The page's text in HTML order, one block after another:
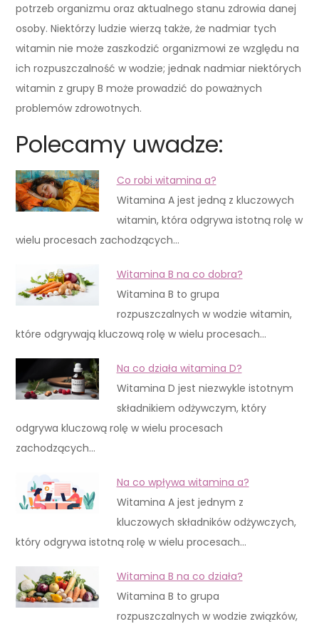
potrzeb organizmu oraz aktualnego stanu zdrowia danej
osoby. Niektórzy ludzie wierzą także, że nadmiar tych
witamin nie może zaszkodzić organizmowi ze względu na
ich rozpuszczalność w wodzie; jednak nadmiar niektórych
witamin z grupy B może prowadzić do poważnych
problemów zdrowotnych.
Polecamy uwadze:
Co robi witamina a?
Witamina A jest jedną z kluczowych
witamin, która odgrywa istotną rolę w
wielu procesach zachodzących…
Witamina B na co dobra?
Witamina B to grupa
rozpuszczalnych w wodzie witamin,
które odgrywają kluczową rolę w wielu procesach…
Na co działa witamina D?
Witamina D jest niezwykle istotnym
składnikiem odżywczym, który
odgrywa kluczową rolę w wielu procesach
zachodzących…
Na co wpływa witamina a?
Witamina A jest jednym z
kluczowych składników odżywczych,
który odgrywa istotną rolę w wielu procesach…
Witamina B na co działa?
Witamina B to grupa
rozpuszczalnych w wodzie związków,